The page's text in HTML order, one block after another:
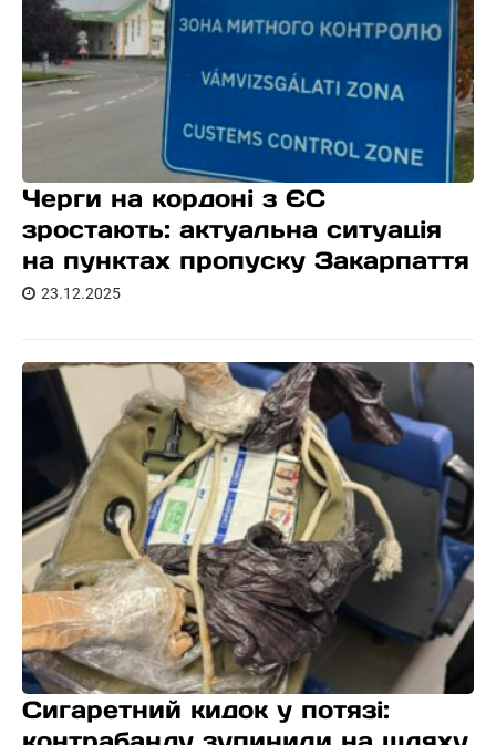
Черги на кордоні з ЄС
зростають: актуальна ситуація
на пунктах пропуску Закарпаття
23.12.2025
Сигаретний кидок у потязі: